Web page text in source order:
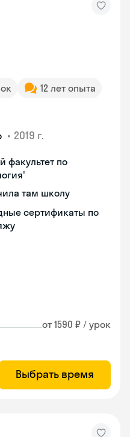
12 лет опыта
• 2019 г.
факультет по
там школу
сертификаты по
от 1590 ₽ / урок
Выбрать время